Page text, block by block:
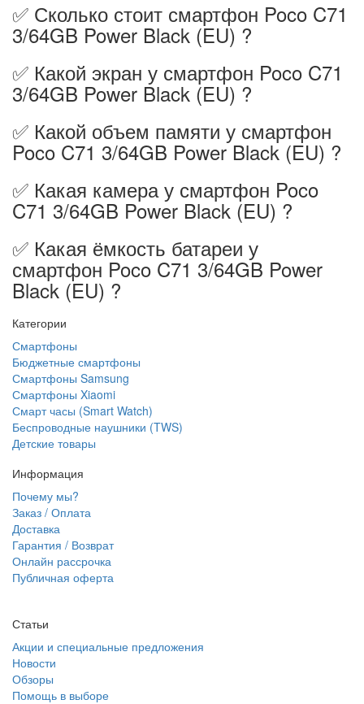
✅ Сколько стоит смартфон Poco C71
3/64GB Power Black (EU) ?
✅ Какой экран у смартфон Poco C71
3/64GB Power Black (EU) ?
✅ Какой объем памяти у смартфон
Poco C71 3/64GB Power Black (EU) ?
✅ Какая камера у смартфон Poco
C71 3/64GB Power Black (EU) ?
✅ Какая ёмкость батареи у
смартфон Poco C71 3/64GB Power
Black (EU) ?
Категории
Смартфоны
Бюджетные смартфоны
Смартфоны Samsung
Смартфоны Xiaomi
Смарт часы (Smart Watch)
Беспроводные наушники (TWS)
Детские товары
Информация
Почему мы?
Заказ / Оплата
Доставка
Гарантия / Возврат
Онлайн рассрочка
Публичная оферта
Статьи
Акции и специальные предложения
Новости
Обзоры
Помощь в выборе